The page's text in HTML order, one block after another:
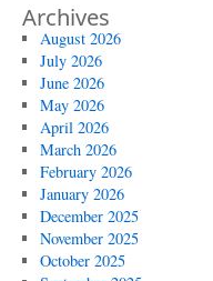
Archives
August 2026
July 2026
June 2026
May 2026
April 2026
March 2026
February 2026
January 2026
December 2025
November 2025
October 2025